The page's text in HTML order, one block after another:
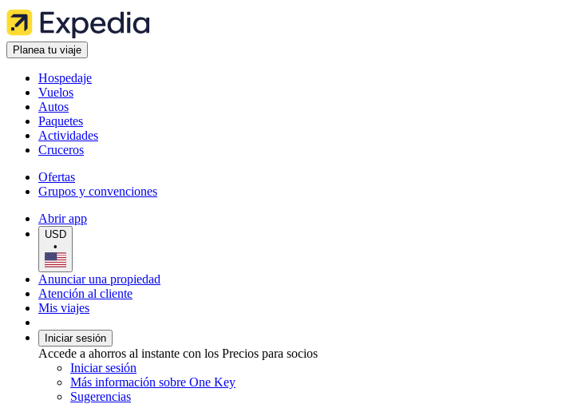
Planea tu viaje
Hospedaje
Vuelos
Autos
Paquetes
Actividades
Cruceros
Ofertas
Grupos y convenciones
Abrir app
USD
•
Anunciar una propiedad
Atención al cliente
Mis viajes
Iniciar sesión
Accede a ahorros al instante con los Precios para socios
Iniciar sesión
Más información sobre One Key
Sugerencias